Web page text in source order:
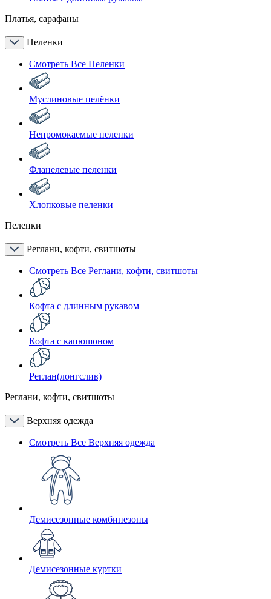
Платья, сарафаны
Пеленки
Смотреть Все Пеленки
Муслиновые пелёнки
Непромокаемые пеленки
Фланелевые пеленки
Хлопковые пеленки
Пеленки
Реглани, кофти, свитшоты
Смотреть Все Реглани, кофти, свитшоты
Кофта с длинным рукавом
Кофта с капюшоном
Реглан(лонгслив)
Реглани, кофти, свитшоты
Верхняя одежда
Смотреть Все Верхняя одежда
Демисезонные комбинезоны
Демисезонные куртки